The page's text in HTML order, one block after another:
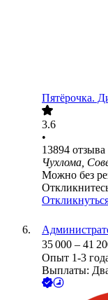
Пятёрочка.
3.6
•
13894 отзыва
Чухлома,
Можно без
35 000 – 41
Опыт 1-3
Выплаты: